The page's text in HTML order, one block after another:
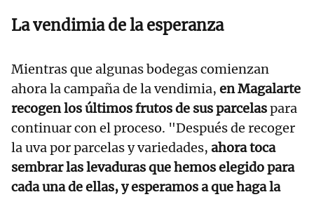
La vendimia de la esperanza
Mientras que algunas bodegas comienzan
ahora la campaña de la vendimia, en Magalarte
recogen los últimos frutos de sus parcelaspara
continuar con el proceso. "Después de recoger
la uva por parcelas y variedades, ahora toca
sembrar las levaduras que hemos elegido para
cada una de ellas, y esperamos a que haga la